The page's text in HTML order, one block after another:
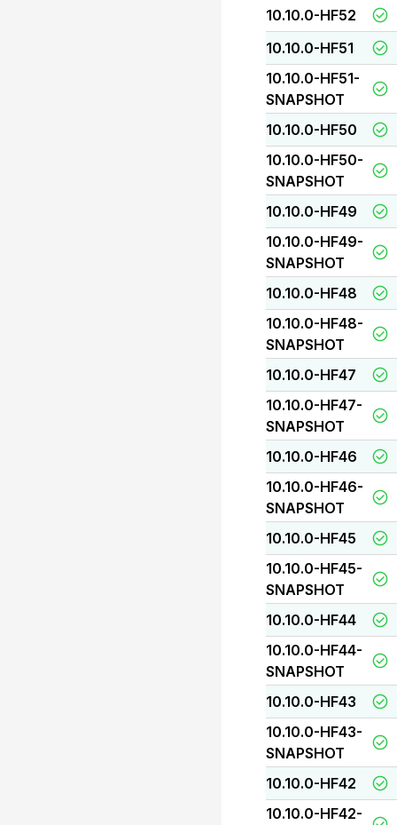
10.10.0-HF52
10.10.0-HF51
10.10.0-HF51-
SNAPSHOT
10.10.0-HF50
10.10.0-HF50-
SNAPSHOT
10.10.0-HF49
10.10.0-HF49-
SNAPSHOT
10.10.0-HF48
10.10.0-HF48-
SNAPSHOT
10.10.0-HF47
10.10.0-HF47-
SNAPSHOT
10.10.0-HF46
10.10.0-HF46-
SNAPSHOT
10.10.0-HF45
10.10.0-HF45-
SNAPSHOT
10.10.0-HF44
10.10.0-HF44-
SNAPSHOT
10.10.0-HF43
10.10.0-HF43-
SNAPSHOT
10.10.0-HF42
10.10.0-HF42-